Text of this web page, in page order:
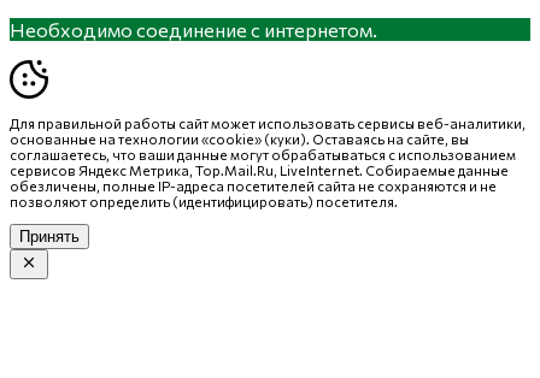
Необходимо соединение с интернетом.
Для правильной работы сайт может использовать сервисы веб-аналитики,
основанные на технологии «cookie» (куки). Оставаясь на сайте, вы
соглашаетесь, что ваши данные могут обрабатываться с использованием
сервисов Яндекс Метрика, Top.Mail.Ru, LiveInternet. Собираемые данные
обезличены, полные IP-адреса посетителей сайта не сохраняются и не
позволяют определить (идентифицировать) посетителя.
Принять